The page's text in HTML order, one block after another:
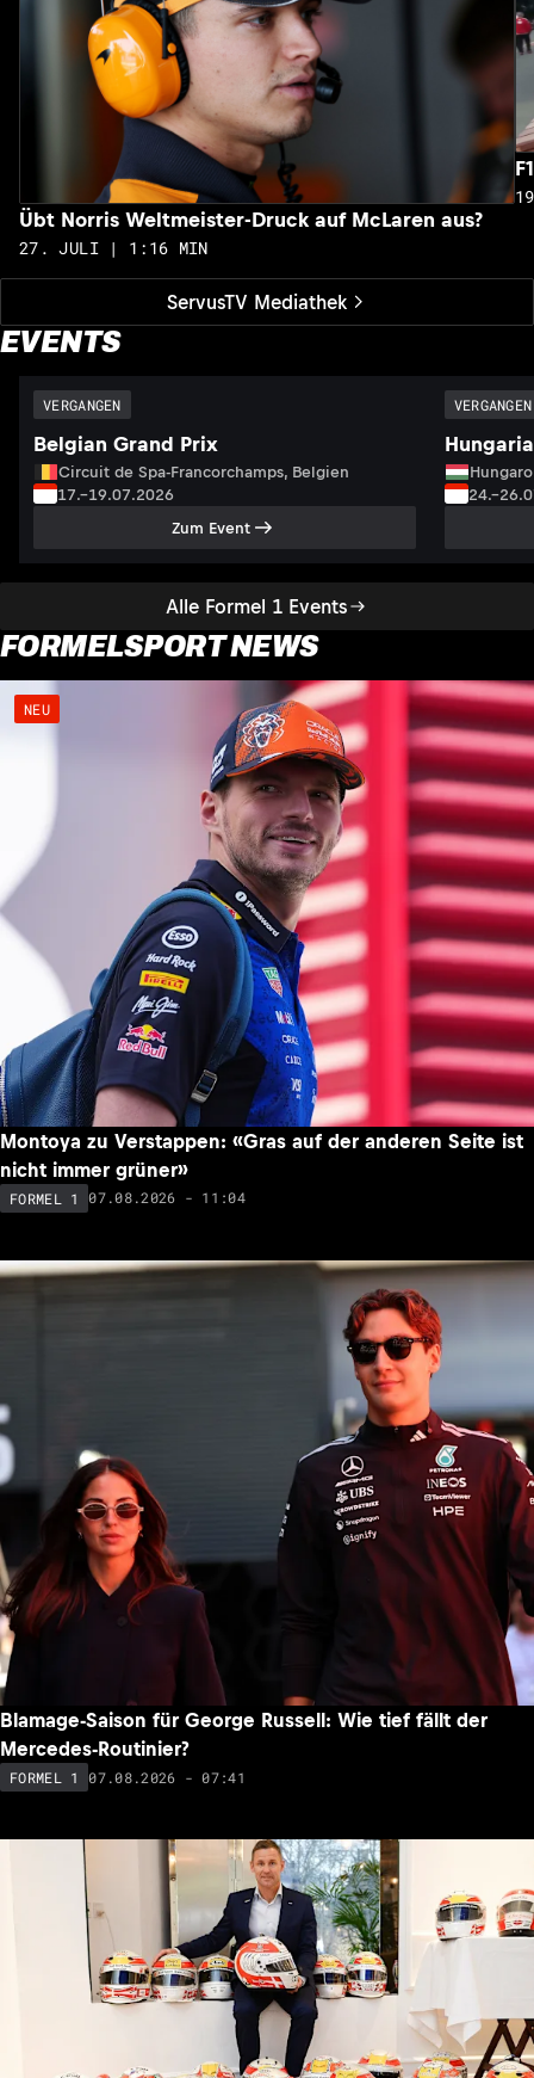
ServusTV Mediathek
Übt Norris Weltmeister-Druck auf McLaren aus?
27. JULI | 1:16 MIN
EVENTS
Alle Formel 1 Events
VERGANGEN
Belgian Grand Prix
Circuit de Spa-Francorchamps, Belgien
17.–19.07.2026
Zum Event
VERGANGEN
FORMELSPORT NEWS
NEU
Montoya zu Verstappen: «Gras auf der anderen Seite ist
nicht immer grüner»
FORMEL 1 07.08.2026 - 11:04
Blamage-Saison für George Russell: Wie tief fällt der
Mercedes-Routinier?
FORMEL 1 07.08.2026 - 07:41